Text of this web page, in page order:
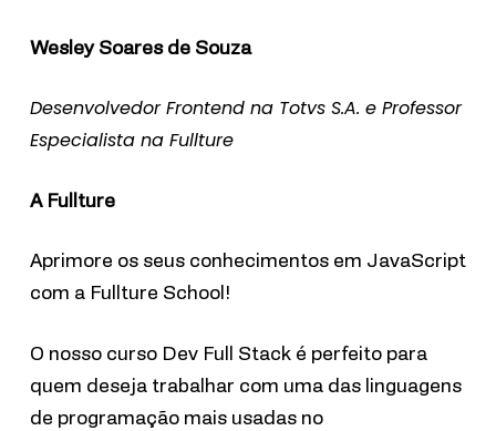
Wesley Soares de Souza
Desenvolvedor Frontend na Totvs S.A. e Professor
Especialista na Fullture
A Fullture
Aprimore os seus conhecimentos em JavaScript
com a Fullture School!
O nosso curso Dev Full Stack é perfeito para
quem deseja trabalhar com uma das linguagens
de programação mais usadas no